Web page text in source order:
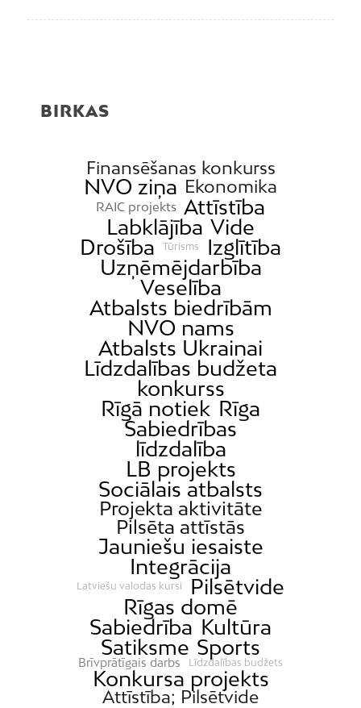
BIRKAS
Finansēšanas konkurss
NVO ziņa Ekonomika
RAIC projekts Attīstība
Labklājība Vide
Drošība
Tūrisms
Izglītība
Uzņēmējdarbība
Veselība
Atbalsts biedrībām
NVO nams
Atbalsts Ukrainai
Līdzdalības budžeta
konkurss
Rīgā notiek Rīga
Sabiedrības
līdzdalība
LB projekts
Sociālais atbalsts
Projekta aktivitāte
Pilsēta attīstās
Jauniešu iesaiste
Integrācija
Latviešu valodas kursi
Pilsētvide
Rīgas domē
Sabiedrība Kultūra
Satiksme Sports
Brīvprātīgais darbs Līdzdalības budžets
Konkursa projekts
Attīstība; Pilsētvide